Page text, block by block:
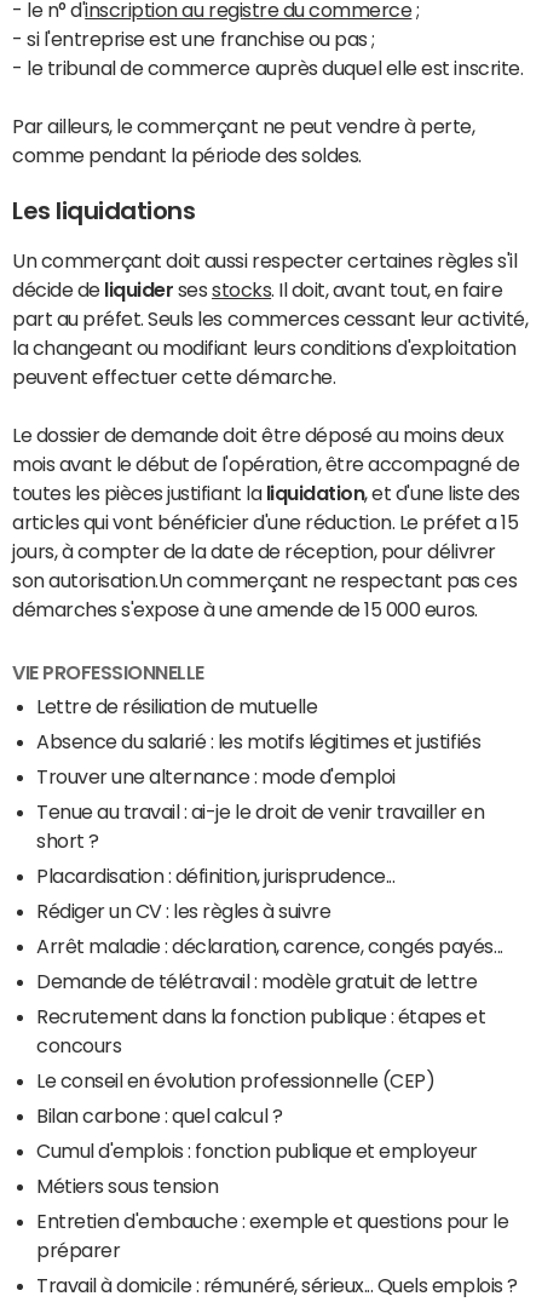
- le n° d'inscription au registre du commerce;
- si l'entreprise est une franchise ou pas ;
- le tribunal de commerce auprès duquel elle est inscrite.
Par ailleurs, le commerçant ne peut vendre à perte,
comme pendant la période des soldes.
Les liquidations
Un commerçant doit aussi respecter certaines règles s'il
décide de liquider ses stocks . Il doit, avant tout, en faire
part au préfet. Seuls les commerces cessant leur activité,
la changeant ou modifiant leurs conditions d'exploitation
peuvent effectuer cette démarche.
Le dossier de demande doit être déposé au moins deux
mois avant le début de l'opération, être accompagné de
toutes les pièces justifiant la liquidation, et d'une liste des
articles qui vont bénéficier d'une réduction. Le préfet a 15
jours, à compter de la date de réception, pour délivrer
son autorisation.Un commerçant ne respectant pas ces
démarches s'expose à une amende de 15 000 euros.
VIE PROFESSIONNELLE
Lettre de résiliation de mutuelle
Absence du salarié : les motifs légitimes et justifiés
Trouver une alternance : mode d'emploi
Tenue au travail : ai-je le droit de venir travailler en
short ?
Placardisation : définition, jurisprudence...
Rédiger un CV : les règles à suivre
Arrêt maladie : déclaration, carence, congés payés...
Demande de télétravail : modèle gratuit de lettre
Recrutement dans la fonction publique : étapes et
concours
Le conseil en évolution professionnelle (CEP)
Bilan carbone : quel calcul ?
Cumul d'emplois : fonction publique et employeur
Métiers sous tension
Entretien d'embauche : exemple et questions pour le
préparer
Travail à domicile : rémunéré, sérieux... Quels emplois ?